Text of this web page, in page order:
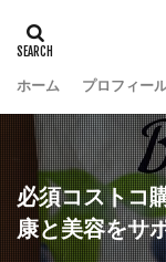
ホーム プロフィー
必須コストコ
康と美容をサ